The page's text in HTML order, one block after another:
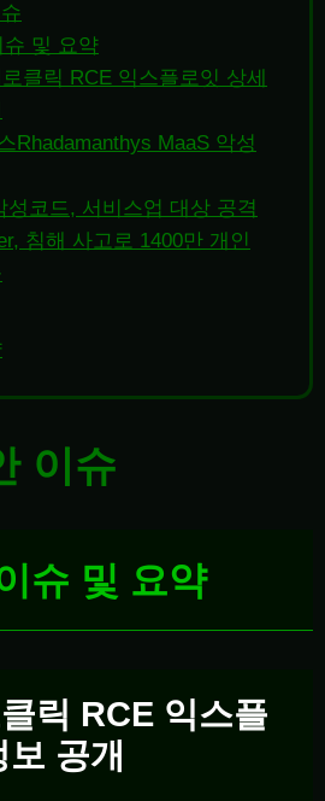
및 요약
클릭 RCE 익스플로잇 상세
Rhadamanthys MaaS 악성
성코드, 서비스업 대상 공격
침해 사고로 1400만 개인
이슈
슈 및 요약
릭 RCE 익스플
공개